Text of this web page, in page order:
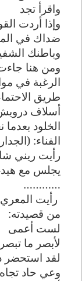
واقرأ تجد
وإذا أردت
ضداك في
وباطنك
ومن هنا
الرغبة في
طريق
أسلاف درويش
الخلود
الفناء:
رأيت ريني
يجلس مع
…………
رأيت المعري
من قصيدته:
لست أعمى
لأبصر ما
لقد استحضر
وعي حاد